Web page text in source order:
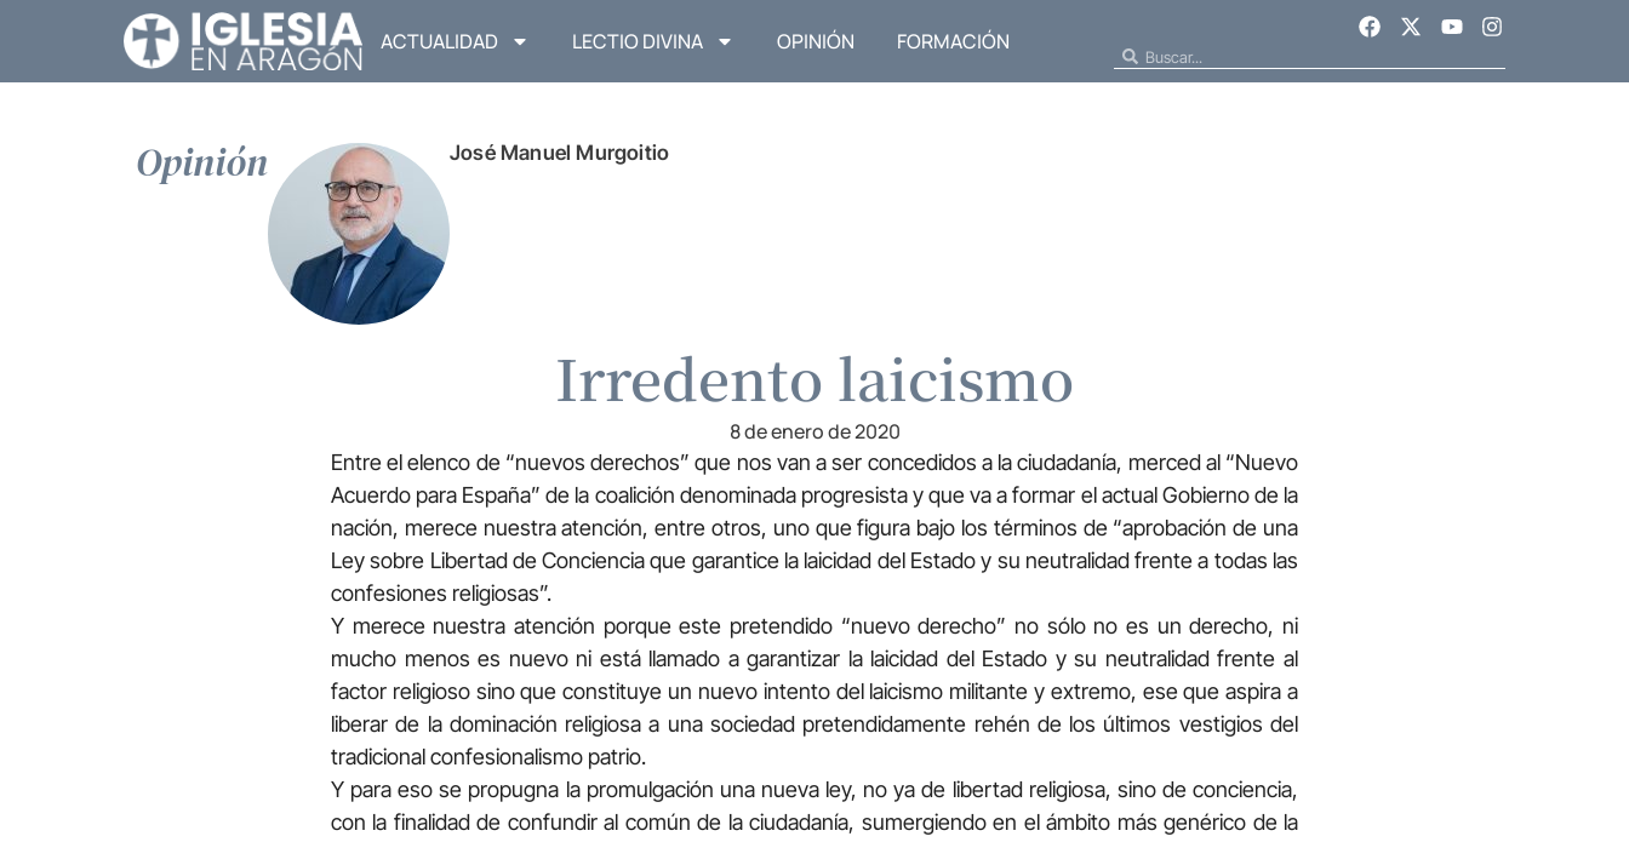
ACTUALIDAD LECTIO DIVINA OPINIÓN FORMACIÓN
Opinión José Manuel Murgoitio
Irredento laicismo
8 de enero de 2020
Entre el elenco de “nuevos derechos” que nos van a ser concedidos a la ciudadanía, merced al “Nuevo
Acuerdo para España” de la coalición denominada progresista y que va a formar el actual Gobierno de la
nación, merece nuestra atención, entre otros, uno que figura bajo los términos de “aprobación de una
Ley sobre Libertad de Conciencia que garantice la laicidad del Estado y su neutralidad frente a todas las
confesiones religiosas”.
Y merece nuestra atención porque este pretendido “nuevo derecho” no sólo no es un derecho, ni
mucho menos es nuevo ni está llamado a garantizar la laicidad del Estado y su neutralidad frente al
factor religioso sino que constituye un nuevo intento del laicismo militante y extremo, ese que aspira a
liberar de la dominación religiosa a una sociedad pretendidamente rehén de los últimos vestigios del
tradicional confesionalismo patrio.
Y para eso se propugna la promulgación una nueva ley, no ya de libertad religiosa, sino de conciencia,
con la finalidad de confundir al común de la ciudadanía, sumergiendo en el ámbito más genérico de la